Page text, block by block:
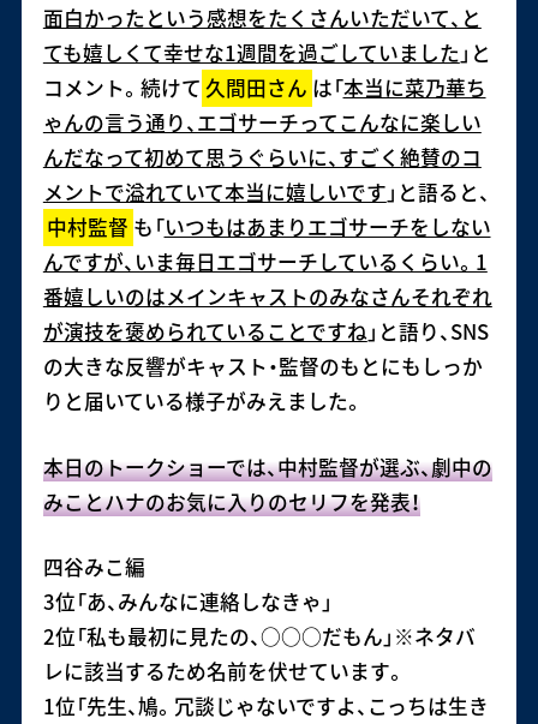
面白かったという感想をたくさんいただいて、と
ても嬉しくて幸せな1週間を過ごしていました 」と
コメント。続けて 久間田さん は「本当に菜乃華ち
ゃんの言う通り、エゴサーチってこんなに楽しい
んだなって初めて思うぐらいに、すごく絶賛のコ
メントで溢れていて本当に嬉しいです 」と語ると、
中村監督 も「いつもはあまりエゴサーチをしない
んですが、いま毎日エゴサーチしているくらい。1
番嬉しいのはメインキャストのみなさんそれぞれ
が演技を褒められていることですね」と語り、SNS
の大きな反響がキャスト・監督のもとにもしっか
りと届いている様子がみえました。
本日のトークショーでは、中村監督が選ぶ、劇中の
みことハナのお気に入りのセリフを発表！
四谷みこ編
3位「あ、みんなに連絡しなきゃ」
2位「私も最初に見たの、○○○だもん」※ネタバ
レに該当するため名前を伏せています。
1位「先生、鳩。冗談じゃないですよ、こっちは生き